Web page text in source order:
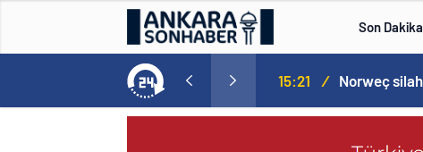
Son Dakika
Tam 5 futbolcu…. 15:21 /